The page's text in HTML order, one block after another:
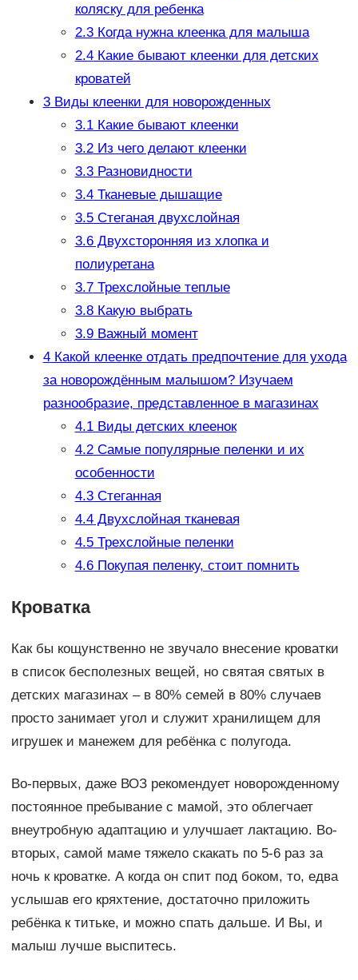
коляску для ребенка
2.3Когда нужна клеенка для малыша
2.4Какие бывают клеенки для детских
кроватей
3Виды клеенки для новорожденных
3.1Какие бывают клеенки
3.2Из чего делают клеенки
3.3Разновидности
3.4Тканевые дышащие
3.5Стеганая двухслойная
3.6Двухсторонняя из хлопка и
полиуретана
3.7Трехслойные теплые
3.8Какую выбрать
3.9Важный момент
4Какой клеенке отдать предпочтение для ухода
за новорождённым малышом? Изучаем
разнообразие, представленное в магазинах
4.1Виды детских клеенок
4.2Самые популярные пеленки и их
особенности
4.3Стеганная
4.4Двухслойная тканевая
4.5Трехслойные пеленки
4.6Покупая пеленку, стоит помнить
Кроватка
Как бы кощунственно не звучало внесение кроватки
в список бесполезных вещей, но святая святых в
детских магазинах – в 80% семей в 80% случаев
просто занимает угол и служит хранилищем для
игрушек и манежем для ребёнка с полугода.
Во-первых, даже ВОЗ рекомендует новорожденному
постоянное пребывание с мамой, это облегчает
внеутробную адаптацию и улучшает лактацию. Во-
вторых, самой маме тяжело скакать по 5-6 раз за
ночь к кроватке. А когда он спит под боком, то, едва
услышав его кряхтение, достаточно приложить
ребёнка к титьке, и можно спать дальше. И Вы, и
малыш лучше выспитесь.